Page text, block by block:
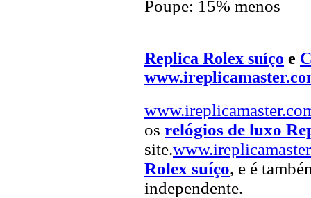
Poupe: 15% menos
Replica Rolex suíço e
os relógios de luxo
site.
Rolex suíço, e é
independente.